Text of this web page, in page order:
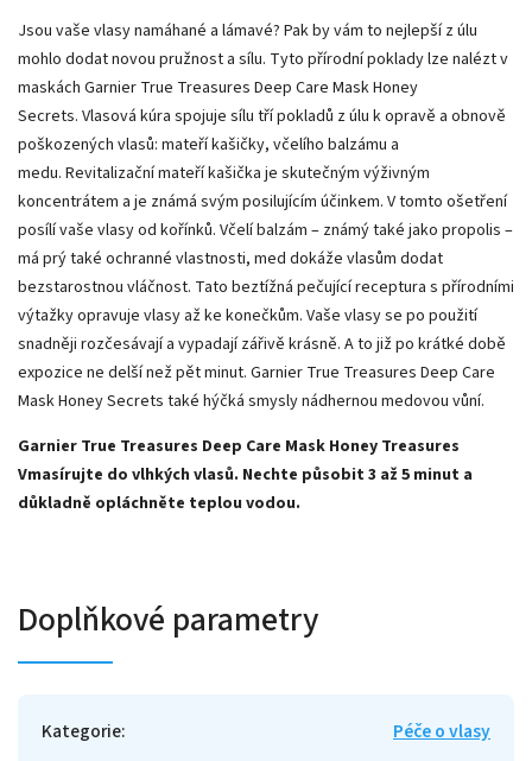
Jsou vaše vlasy namáhané a lámavé? Pak by vám to nejlepší z úlu
mohlo dodat novou pružnost a sílu. Tyto přírodní poklady lze nalézt v
maskách Garnier True Treasures Deep Care Mask Honey
Secrets. Vlasová kúra spojuje sílu tří pokladů z úlu k opravě a obnově
poškozených vlasů: mateří kašičky, včelího balzámu a
medu. Revitalizační mateří kašička je skutečným výživným
koncentrátem a je známá svým posilujícím účinkem. V tomto ošetření
posílí vaše vlasy od kořínků. Včelí balzám – známý také jako propolis –
má prý také ochranné vlastnosti, med dokáže vlasům dodat
bezstarostnou vláčnost. Tato beztížná pečující receptura s přírodními
výtažky opravuje vlasy až ke konečkům. Vaše vlasy se po použití
snadněji rozčesávají a vypadají zářivě krásně. A to již po krátké době
expozice ne delší než pět minut. Garnier True Treasures Deep Care
Mask Honey Secrets také hýčká smysly nádhernou medovou vůní.
Garnier True Treasures Deep Care Mask Honey Treasures
Vmasírujte do vlhkých vlasů. Nechte působit 3 až 5 minut a
důkladně opláchněte teplou vodou.
Doplňkové parametry
Kategorie:
Péče o vlasy